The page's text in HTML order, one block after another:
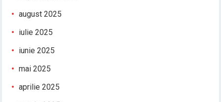
august 2025
iulie 2025
iunie 2025
mai 2025
aprilie 2025